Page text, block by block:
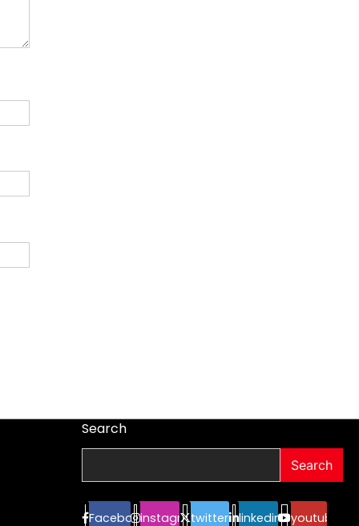
Search
Search
Facebookinstagramtwitter linkedin youtube